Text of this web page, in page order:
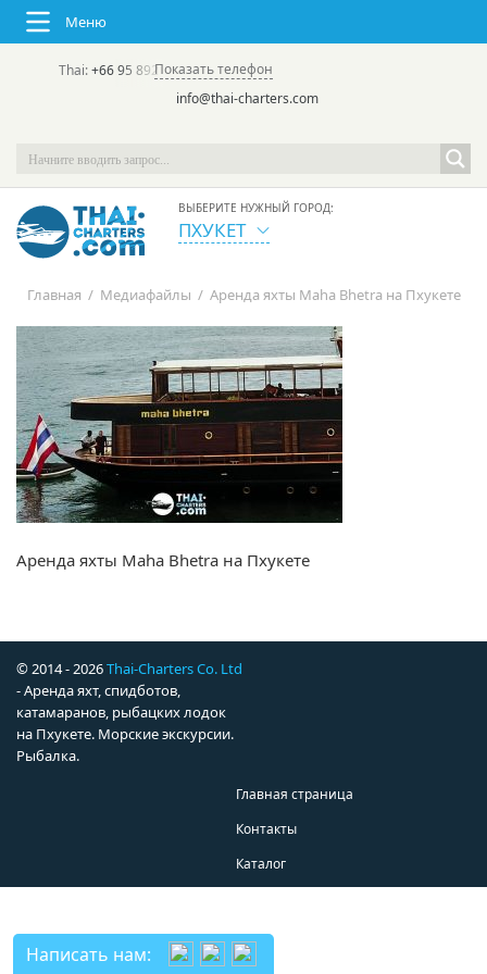
Меню
Thai:+66 95 892 7646(rus/eng) | в России:
Показать телефон
info@thai-charters.com
ВЫБЕРИТЕ НУЖНЫЙ ГОРОД:
ПХУКЕТ
Главная / Медиафайлы / Аренда яхты Maha Bhetra на Пхукете
Аренда яхты Maha Bhetra на Пхукете
© 2014 - 2026Thai-Charters Co. Ltd
- Аренда яхт, спидботов,
катамаранов, рыбацких лодок
на Пхукете. Морские экскурсии.
Рыбалка.
Главная страница
Контакты
Каталог
Написать нам: